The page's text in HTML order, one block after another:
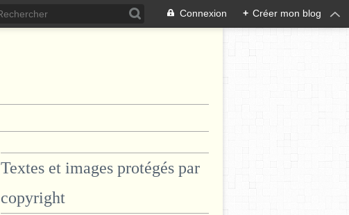
Connexion + Créer mon blog
Textes et images protégés par
copyright